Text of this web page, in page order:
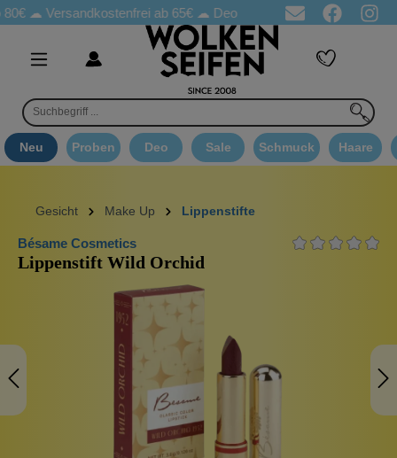
Versandkostenfrei ab 65€ ☁ Deo Proben in jeder Bestellung
Neu Proben Deo Sale Schmuck Haare
Gesicht Make Up Lippenstifte
Bésame Cosmetics
Lippenstift Wild Orchid